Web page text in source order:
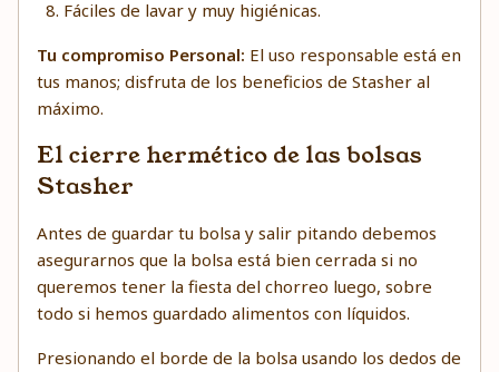
Fáciles de lavar y muy higiénicas.
Tu compromiso Personal: El uso responsable está en
tus manos; disfruta de los beneficios de Stasher al
máximo.
El cierre hermético de las bolsas
Stasher
Antes de guardar tu bolsa y salir pitando debemos
asegurarnos que la bolsa está bien cerrada si no
queremos tener la fiesta del chorreo luego, sobre
todo si hemos guardado alimentos con líquidos.
Presionando el borde de la bolsa usando los dedos de